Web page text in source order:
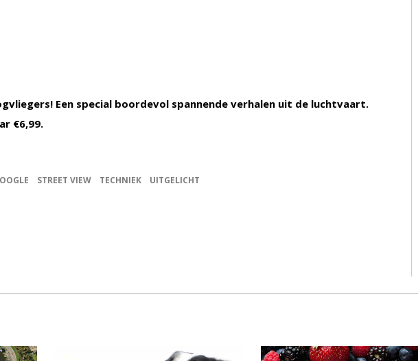
Een special boordevol spannende verhalen uit de luchtvaart.
€6,99.
STREET VIEW TECHNIEK UITGELICHT